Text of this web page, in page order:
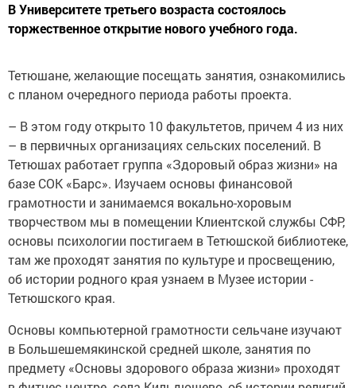
В Университете третьего возраста состоялось
торжественное открытие нового учебного года.
Тетюшане, желающие посещать занятия, ­ознакомились
с планом очередного периода работы ­проекта.
– В этом году открыто 10 факультетов, причем 4 из них
– в первичных организациях сельских поселений. В
Тетюшах работает группа «Здоровый образ жизни» на
базе СОК «Барс». Изучаем основы финансовой
грамотности и занимаемся вокально-хоровым
творчеством мы в помещении Клиентской службы СФР,
основы психологии постигаем в Тетюшской библиотеке,
там же проходят занятия по культуре и просвещению,
об истории родного края узнаем в Музее истории ­
Тетюшского края.
Основы компьютерной грамотности сельчане изучают
в Большешемякинской средней школе, занятия по
предмету «Основы здорового образа жизни» проходят